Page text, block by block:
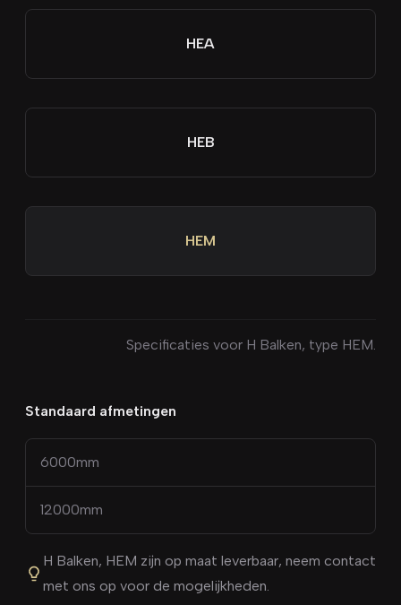
HEA
HEB
HEM
Specificaties voor H Balken, type HEM.
Standaard afmetingen
6000mm
12000mm
H Balken, HEM zijn op maat leverbaar, neem contact
met ons op voor de mogelijkheden.